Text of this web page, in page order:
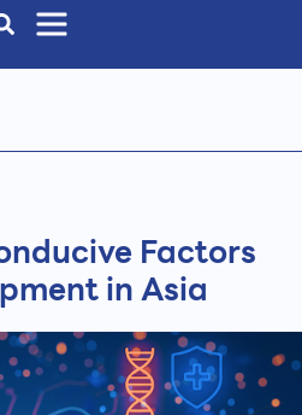
Factors
in Asia